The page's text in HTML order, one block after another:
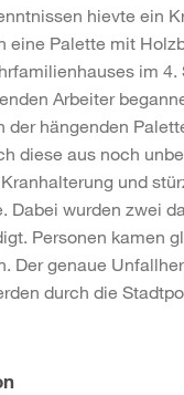
hievte ein
eine Palette mit
im 4.
Arbeiter
der hängenden
diese aus noch
und
Dabei wurden zwei
Personen kamen
Der genaue
durch die